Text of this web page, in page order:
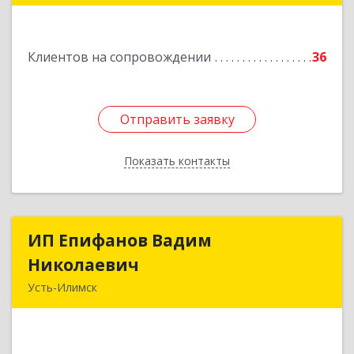
Клиентов на сопровождении 36
Отправить заявку
Показать контакты
Отправить заявку
Назад
ИП Епифанов Вадим
Николаевич
Усть-Илимск
ИП Епифанов Вадим